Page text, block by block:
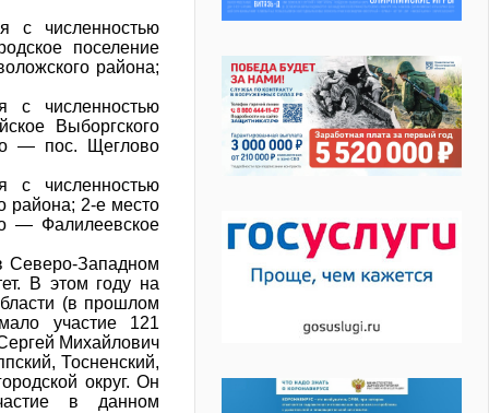
с численностью
поселение
района;
с численностью
Выборгского
— пос. Щеглово
с численностью
района; 2-е место
— Фалилеевское
Северо-Западном
В этом году на
(в прошлом
участие 121
Михайлович
Тосненский,
округ. Он
в данном